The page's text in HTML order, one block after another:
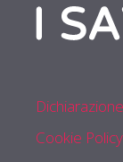
Cookie